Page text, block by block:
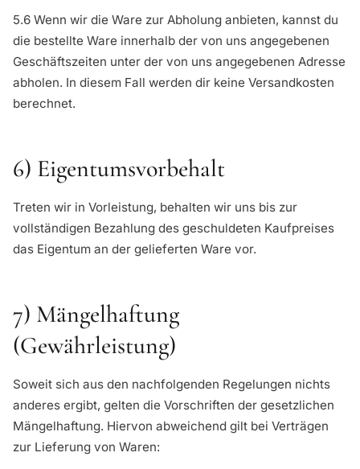
5.6 Wenn wir die Ware zur Abholung anbieten, kannst du
die bestellte Ware innerhalb der von uns angegebenen
Geschäftszeiten unter der von uns angegebenen Adresse
abholen. In diesem Fall werden dir keine Versandkosten
berechnet.
6) Eigentumsvorbehalt
Treten wir in Vorleistung, behalten wir uns bis zur
vollständigen Bezahlung des geschuldeten Kaufpreises
das Eigentum an der gelieferten Ware vor.
7) Mängelhaftung
(Gewährleistung)
Soweit sich aus den nachfolgenden Regelungen nichts
anderes ergibt, gelten die Vorschriften der gesetzlichen
Mängelhaftung. Hiervon abweichend gilt bei Verträgen
zur Lieferung von Waren: